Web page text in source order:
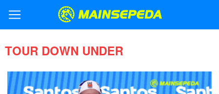
TOUR DOWN UNDER